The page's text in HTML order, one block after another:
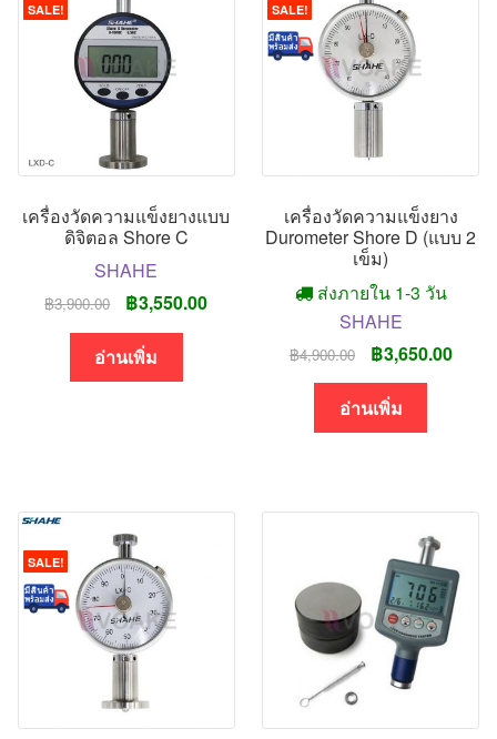
เครื่องวัดความแข็งยางแบบ
ดิจิตอล Shore C
SALE!
SHAHE
฿3,900.00
Original
price
was:
฿3,900.00.
฿3,550.00Current
อ่านเพิ่ม
เครื่องวัดความแข็งยาง
Durometer Shore D (แบบ 2
เข็ม)
ส่งภายใน 1-3 วัน
SALE!
SHAHE
฿4,900.00
Original
price
was:
฿4,900.00.
฿3,650.00
อ่านเพิ่ม
SALE!